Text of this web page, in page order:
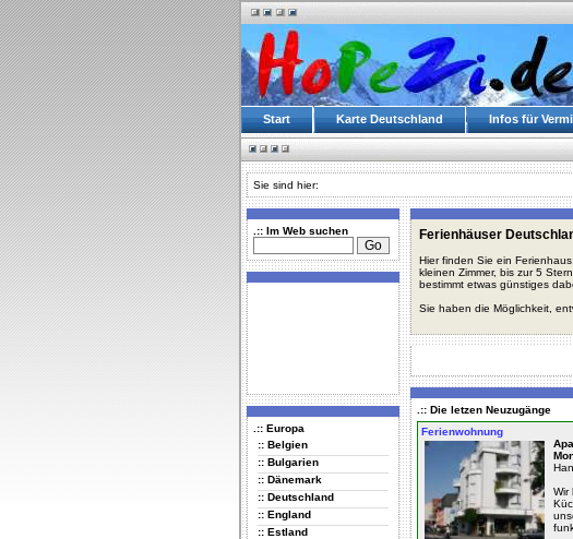
Start Karte Deutschland Infos für
Sie sind hier:
.:: Im Web suchen
.:: Europa
:: Belgien
:: Bulgarien
:: Dänemark
:: Deutschland
:: England
:: Estland
Ferienhäuser
Hier finden Sie ein
kleinen Zimmer, bis zur 5
bestimmt etwas günstiges
Sie haben die Möglichkeit,
.:: Die letzen Neuzugänge
Ferienwohnung
Wir